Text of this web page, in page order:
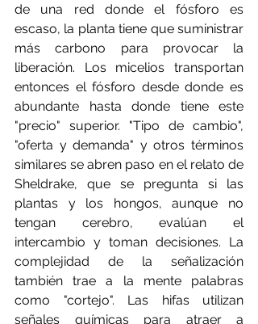
de una red donde el fósforo es
escaso, la planta tiene que suministrar
más carbono para provocar la
liberación. Los micelios transportan
entonces el fósforo desde donde es
abundante hasta donde tiene este
"precio" superior. "Tipo de cambio",
"oferta y demanda" y otros términos
similares se abren paso en el relato de
Sheldrake, que se pregunta si las
plantas y los hongos, aunque no
tengan cerebro, evalúan el
intercambio y toman decisiones. La
complejidad de la señalización
también trae a la mente palabras
como "cortejo". Las hifas utilizan
señales químicas para atraer a